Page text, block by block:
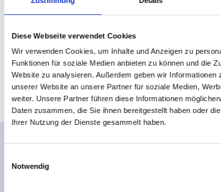
Diese Webseite verwendet Cookies
Wir verwenden Cookies, um Inhalte und Anzeigen zu
Funktionen für soziale Medien anbieten zu können und die
Website zu analysieren. Außerdem geben wir Informationen
unserer Website an unsere Partner für soziale Medien,
weiter. Unsere Partner führen diese Informationen
Daten zusammen, die Sie ihnen bereitgestellt haben oder
Ihrer Nutzung der Dienste gesammelt haben.
NotwendigDas SHINE-Team